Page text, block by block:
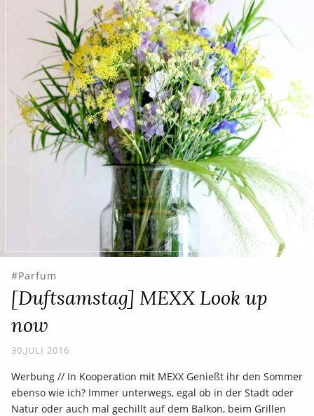
Parfum
[Duftsamstag] MEXX Look up
now
30.JULI 2016
Werbung // In Kooperation mit MEXX Genießt ihr den Sommer
ebenso wie ich? Immer unterwegs, egal ob in der Stadt oder
Natur oder auch mal gechillt auf dem Balkon, beim Grillen